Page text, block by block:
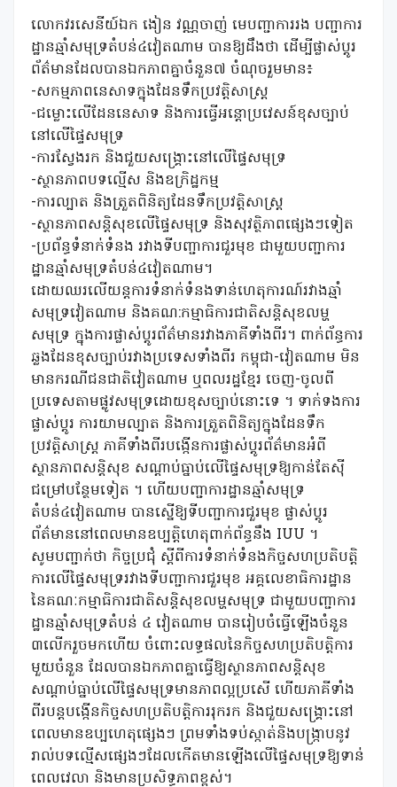
លោកវរសេនីយ៍ឯក ងៀន វណ្ណចាញ់ មេបញ្ជាការរង បញ្ជាការ
ដ្ឋានឆ្មាំសមុទ្រតំបន់៤វៀតណាម បានឱ្យដឹងថា ដើម្បីផ្លាស់ប្តូរ
ព័ត៌មានដែលបានឯកភាពគ្នាចំនួន៧ ចំណុចរួមមាន៖
-សកម្មភាពនេសាទក្នុងដែនទឹកប្រវត្តិសាស្រ្ត
-ជម្លោះលើដែននេសាទ និងការធ្វើអន្តោប្រវេសន៍ខុសច្បាប់
នៅលើផ្ទៃសមុទ្រ
-ការស្វែងរក និងជួយសង្រ្គោះនៅលើផ្ទៃសមុទ្រ
-ស្ថានភាពបទល្មើស និងឧក្រិដ្ឋកម្ម
-ការល្បាត និងត្រួតពិនិត្យដែនទឹកប្រវត្តិសាស្រ្ត
-ស្ថានភាពសន្តិសុខលើផ្ទៃសមុទ្រ និងសុវត្ថិភាពផ្សេងៗទៀត
-ប្រព័ន្ធទំនាក់ទំនង រវាងទីបញ្ជាការជួរមុខ ជាមួយបញ្ជាការ
ដ្ឋានឆ្មាំសមុទ្រតំបន់៤វៀតណាម។
ដោយឈរលើយន្តការទំនាក់ទំនងទាន់ហេតុការណ៍រវាងឆ្មាំ
សមុទ្រវៀតណាម និងគណ:កម្មាធិការជាតិសន្តិសុខលម្ហ
សមុទ្រ ក្នុងការផ្លាស់ប្តូរព័ត៌មានរវាងភាគីទាំងពីរ។ ពាក់ព័ន្ធការ
ឆ្លងដែនខុសច្បាប់រវាងប្រទេសទាំងពីរ កម្ពុជា-វៀតណាម មិន
មានករណីជនជាតិវៀតណាម ឬពលរដ្ឋខ្មែរ ចេញ-ចូលពី
ប្រទេសតាមផ្លូវសមុទ្រដោយខុសច្បាប់នោះទេ ។ ទាក់ទងការ
ផ្លាស់ប្តូរ ការយាមល្បាត និងការត្រួតពិនិត្យក្នុងដែនទឹក
ប្រវត្តិសាស្ត្រ ភាគីទាំងពីរបង្កើនការផ្លាស់ប្តូរព័ត៌មានអំពី
ស្ថានភាពសន្តិសុខ សណ្តាប់ធ្នាប់លើផ្ទៃសមុទ្រឱ្យកាន់តែស៊ី
ជម្រៅបន្ថែមទៀត ។ ហើយបញ្ជាការដ្ឋានឆ្មាំសមុទ្រ
តំបន់៤វៀតណាម បានស្នើឱ្យទីបញ្ជាការជួរមុខ ផ្លាស់ប្តូរ
ព័ត៌មាននៅពេលមានឧប្បត្តិហេតុពាក់ព័ន្ធនឹង IUU ។
សូមបញ្ជាក់ថា កិច្ចប្រជុំ ស្តីពីការទំនាក់ទំនងកិច្ចសហប្រតិបត្តិ
ការលើផ្ទៃសមុទ្ររវាងទីបញ្ជាការជួរមុខ អគ្គលេខាធិការដ្ឋាន
នៃគណៈកម្មាធិការជាតិសន្តិសុខលម្ហសមុទ្រ ជាមួយបញ្ជាការ
ដ្ឋានឆ្មាំសមុទ្រតំបន់ ៤ វៀតណាម បានរៀបចំធ្វើឡើងចំនួន
៣លើករួចមកហើយ ចំពោះលទ្ធផលនៃកិច្ចសហប្រតិបត្តិការ
មួយចំនួន ដែលបានឯកភាពគ្នាធ្វើឱ្យស្ថានភាពសន្តិសុខ
សណ្តាប់ធ្នាប់លើផ្ទៃសមុទ្រមានភាពល្អប្រសើ ហើយភាគីទាំង
ពីរបន្តបង្កើនកិច្ចសហប្រតិបត្តិការរុករក និងជួយសង្គ្រោះនៅ
ពេលមានឧប្បហេតុផ្សេងៗ ព្រមទាំងទប់ស្កាត់និងបង្ក្រាបនូវ
រាល់បទល្មើសផ្សេងៗដែលកើតមានឡើងលើផ្ទៃសមុទ្រឱ្យទាន់
ពេលវេលា និងមានប្រសិទ្ធភាពខ្ពស់។